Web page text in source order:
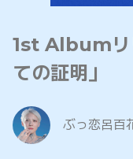
1st Albumリ
ての証明」
ぶっ恋呂百